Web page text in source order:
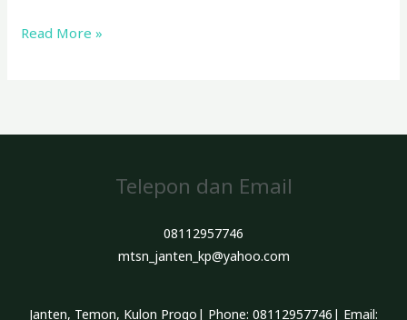
Read More »
Telepon dan Email
08112957746
mtsn_janten_kp@yahoo.com
Janten, Temon, Kulon Progo| Phone: 08112957746| Email: